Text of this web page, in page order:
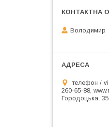
Володимир
телефон /
260-65-88,
Городоцька,